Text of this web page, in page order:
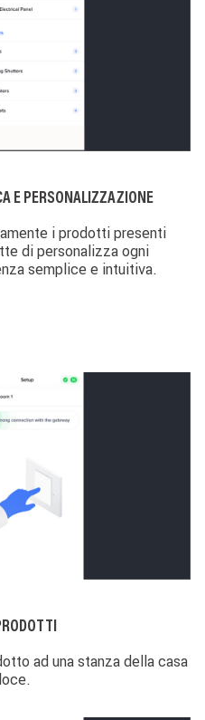
E PERSONALIZZAZIONE
i prodotti presenti
di personalizza ogni
semplice e intuitiva.
ad una stanza della casa